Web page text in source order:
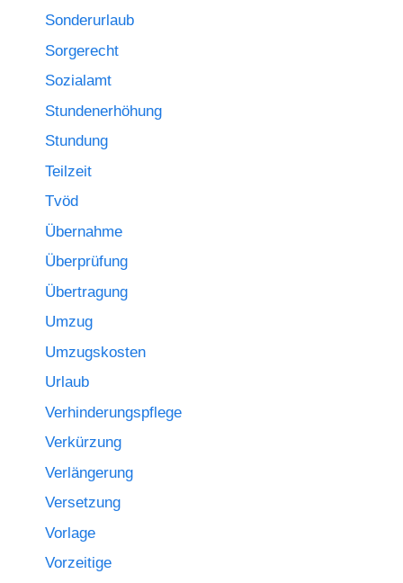
Sonderurlaub
Sorgerecht
Sozialamt
Stundenerhöhung
Stundung
Teilzeit
Tvöd
Übernahme
Überprüfung
Übertragung
Umzug
Umzugskosten
Urlaub
Verhinderungspflege
Verkürzung
Verlängerung
Versetzung
Vorlage
Vorzeitige